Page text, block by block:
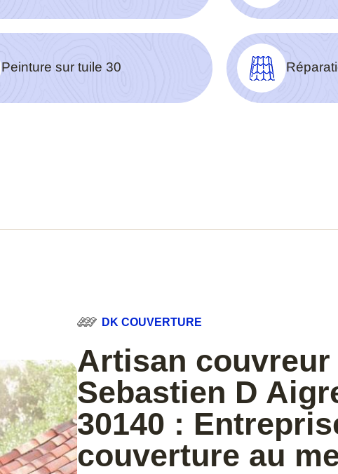
Peinture sur tuile 30
DK COUVERTURE
Artisan couvreur
Sebastien D
30140 :
couverture au